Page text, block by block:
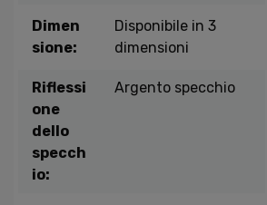
Dimen
sione:
Disponibile in 3
dimensioni
Riflessi
one
dello
specch
io:
Argento specchio